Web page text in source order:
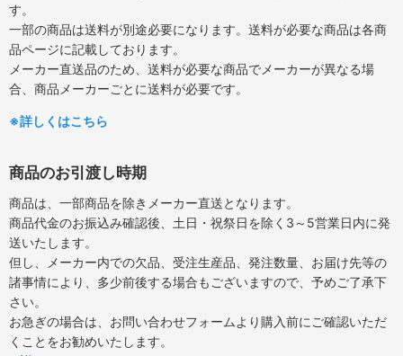
す。
一部の商品は送料が別途必要になります。送料が必要な商品は各商
品ページに記載しております。
メーカー直送品のため、送料が必要な商品でメーカーが異なる場
合、商品メーカーごとに送料が必要です。
※詳しくはこちら
商品のお引渡し時期
商品は、一部商品を除きメーカー直送となります。
商品代金のお振込み確認後、土日・祝祭日を除く3～5営業日内に発
送いたします。
但し、メーカー内での欠品、受注生産品、発注数量、お届け先等の
諸事情により、多少前後する場合もございますので、予めご了承下
さい。
お急ぎの場合は、お問い合わせフォームより購入前にご確認いただ
くことをお勧めいたします。